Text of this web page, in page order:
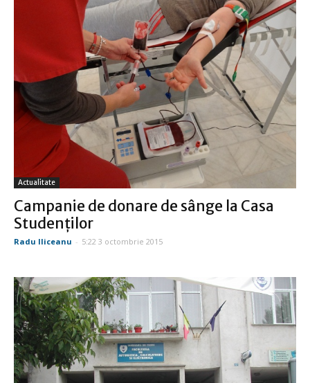
Actualitate
Campanie de donare de sânge la Casa
Studenţilor
Radu Iliceanu - 5:22 3 octombrie 2015